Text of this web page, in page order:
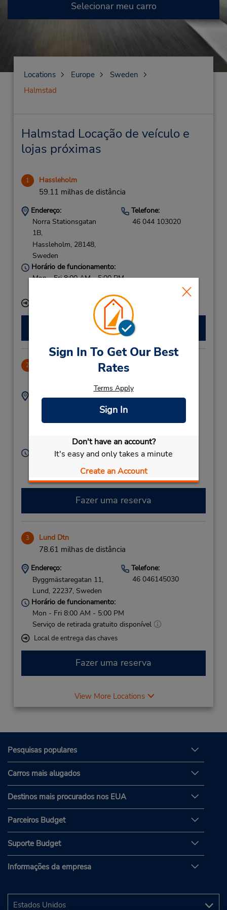
Sign In To Get Our Best
Rates
Terms Apply
Sign In
Don't have an account?
It's easy and only takes a minute
Create an Account
Selecionar meu carro
Locations Europe
Sweden
Halmstad
Halmstad Locação de veículo e
lojas próximas
1 Hassleholm
59.11 milhas de distância
Endereço:
Norra Stationsgatan
1B,
Hassleholm, 28148,
Sweden
Telefone:
46 044 103020
Horário de funcionamento:
Mon - Fri 8:00 AM - 5:00 PM
Local de entrega das chaves
Fazer uma reserva
2
Endereço:
Telefone:
Horário de funcionamento:
Serviço de retirada gratuito disponível
Fazer uma reserva
3 Lund Dtn
78.61 milhas de distância
Endereço:
Byggmästaregatan 11,
Lund, 22237, Sweden
Telefone:
46 046145030
Horário de funcionamento:
Mon - Fri 8:00 AM - 5:00 PM
Serviço de retirada gratuito disponível
Local de entrega das chaves
Fazer uma reserva
View More Locations
Pesquisas populares
Carros mais alugados
Destinos mais procurados nos EUA
Parceiros Budget
Suporte Budget
Informações da empresa